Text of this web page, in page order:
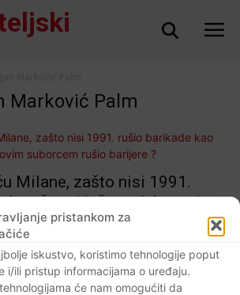
pristankom za
iskustvo, koristimo tehnologije poput
i/ili pristup informacijama o uređaju.
će nam omogućiti da
Marković Palm
Milane, zašto nisi 1991.
kao što si jučer s Arkanovim
barijere ?